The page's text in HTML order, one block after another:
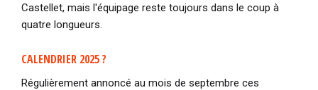
Castellet, mais l'équipage reste toujours dans le coup à
quatre longueurs.
CALENDRIER 2025 ?
Régulièrement annoncé au mois de septembre ces